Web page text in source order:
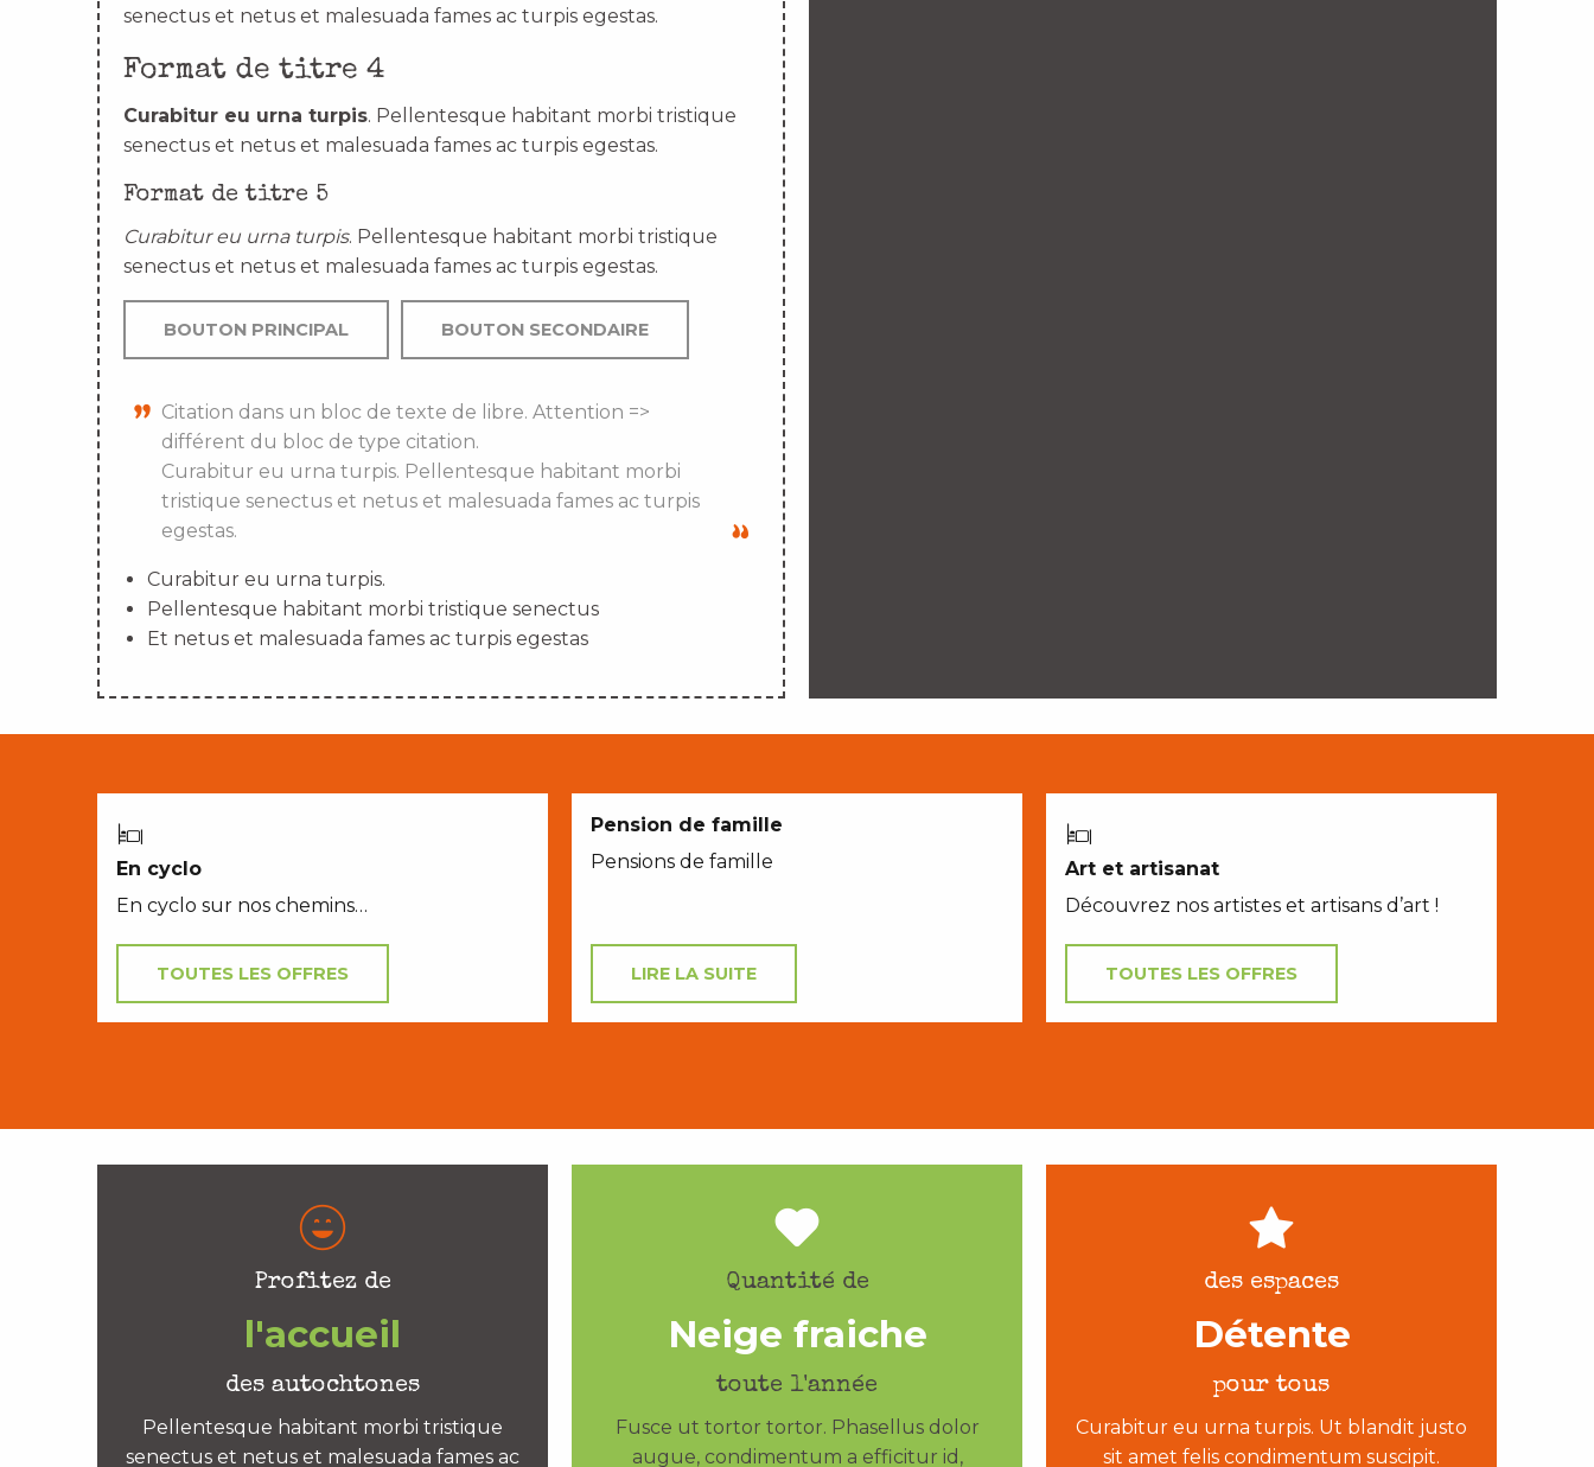
senectus et netus et malesuada fames ac turpis egestas.
Format de titre 4
Curabitur eu urna turpis. Pellentesque habitant morbi tristique
senectus et netus et malesuada fames ac turpis egestas.
Format de titre 5
Curabitur eu urna turpis. Pellentesque habitant morbi tristique
senectus et netus et malesuada fames ac turpis egestas.
BOUTON PRINCIPAL BOUTON SECONDAIRE
Citation dans un bloc de texte de libre. Attention =>
différent du bloc de type citation.
Curabitur eu urna turpis. Pellentesque habitant morbi
tristique senectus et netus et malesuada fames ac turpis
egestas.
Curabitur eu urna turpis.
Pellentesque habitant morbi tristique senectus
Et netus et malesuada fames ac turpis egestas
En cyclo
En cyclo sur nos chemins…
TOUTES LES OFFRES
Pension de famille
Pensions de famille
LIRE LA SUITE
Art et artisanat
Découvrez nos artistes et artisans d’art !
TOUTES LES OFFRES
Profitez de
l'accueil
des autochtones
Pellentesque habitant morbi tristique
senectus et netus et malesuada fames ac
Quantité de
Neige fraiche
toute l'année
Fusce ut tortor tortor. Phasellus dolor
augue, condimentum a efficitur id,
des espaces
Détente
pour tous
Curabitur eu urna turpis. Ut blandit justo
sit amet felis condimentum suscipit.